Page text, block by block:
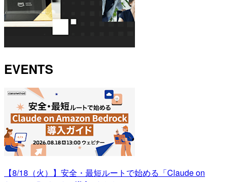
EVENTS
【8/18（火）】安全・最短ルートで始める「Claude on